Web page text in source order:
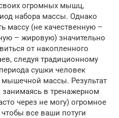
своих огромных мышц,
набора массы. Однако
массу (не качественную –
– жировую) значительно
от накопленного
следуя традиционному
сушки человек
мышечной массы. Результат
в тренажерном
через не могу) огромное
все ваши потуги